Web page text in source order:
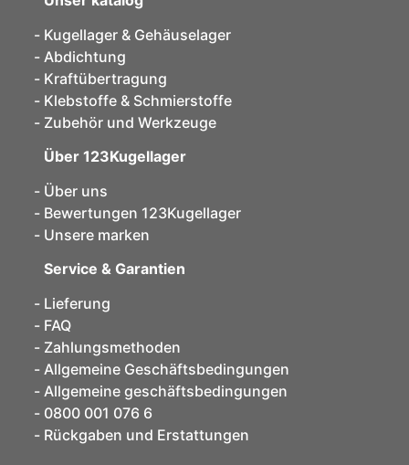
Kugellager & Gehäuselager
Abdichtung
Kraftübertragung
Klebstoffe & Schmierstoffe
Zubehör und Werkzeuge
Über 123Kugellager
Über uns
Bewertungen 123Kugellager
Unsere marken
Service & Garantien
Lieferung
FAQ
Zahlungsmethoden
Allgemeine Geschäftsbedingungen
Allgemeine geschäftsbedingungen
0800 001 076 6
Rückgaben und Erstattungen